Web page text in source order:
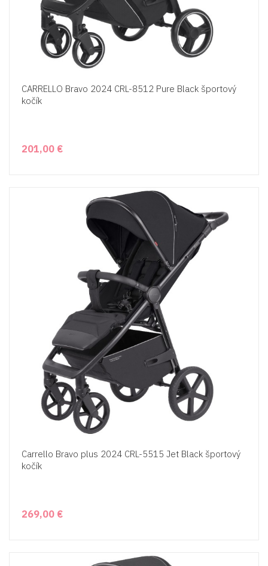
CARRELLO Bravo 2024 CRL-8512 Pure Black športový
kočík
201,00 €
Carrello Bravo plus 2024 CRL-5515 Jet Black športový
kočík
269,00 €